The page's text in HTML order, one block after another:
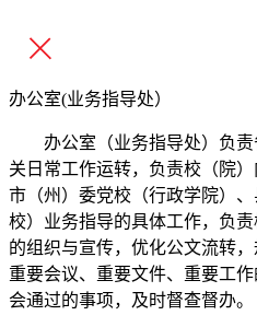
办公室(业务指导处）
办公室（业务指导处）负
关日常工作运转，负责校（院
市（州）委党校（行政学院）
校）业务指导的具体工作，负
的组织与宣传，优化公文流转
重要会议、重要文件、重要工
会通过的事项，及时督查督办。